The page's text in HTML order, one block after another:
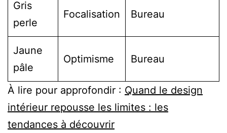
Gris
perle
Focalisation Bureau
Jaune
pâle
Optimisme Bureau
À lire pour approfondir : Quand le design
intérieur repousse les limites : les
tendances à découvrir